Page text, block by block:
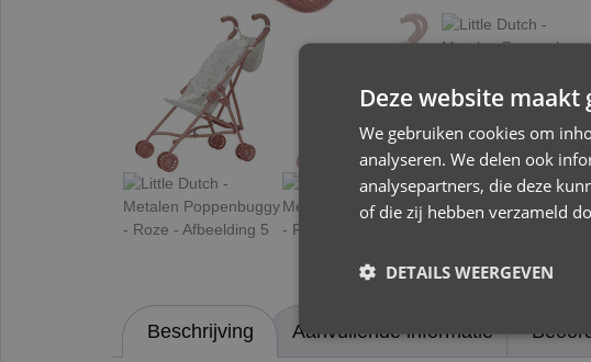
Beschrijving Aanvullende informatie
Deze website
We gebruiken cookies om
analyseren. We delen ook
analysepartners, die deze
of die zij hebben verzameld
DETAILS WEERGEVEN